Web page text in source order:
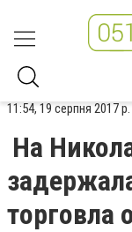
11:54, 19 серпня 2017 р.
На
торговла